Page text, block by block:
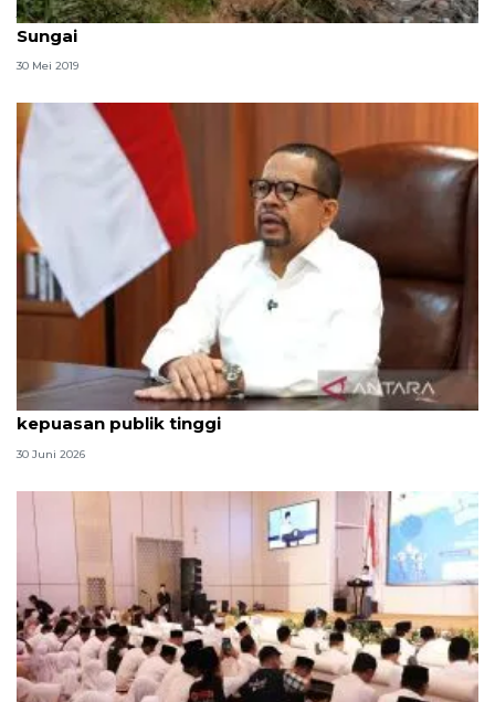
Jalan poros Palu-Kulawi dipindahkan jauh dari
Sungai
30 Mei 2019
Qodari: Pemerintah tak puas diri meski tingkat
kepuasan publik tinggi
30 Juni 2026